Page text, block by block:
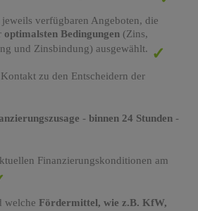
verfügbaren Angeboten, die
optimalsten Bedingungen(Zins,
und Zinsbindung) ausgewählt.
zu den Entscheidern der
- binnen 24 Stunden-
Finanzierungskonditionen am
welche Fördermittel, wie z.B. KfW,